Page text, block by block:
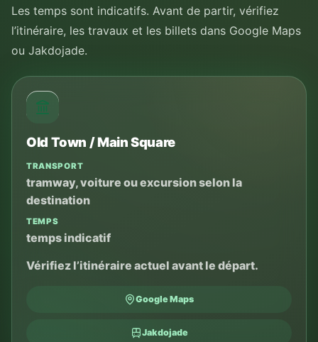
Les temps sont indicatifs. Avant de partir, vérifiez
l’itinéraire, les travaux et les billets dans Google Maps
ou Jakdojade.
Old Town / Main Square
TRANSPORT
tramway, voiture ou excursion selon la
destination
TEMPS
temps indicatif
Vérifiez l’itinéraire actuel avant le départ.
Google Maps
Jakdojade